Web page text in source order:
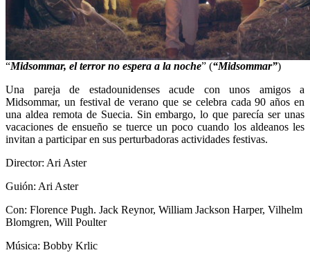
“Midsommar, el terror no espera a la noche” (“Midsommar”)
Una pareja de estadounidenses acude con unos amigos a
Midsommar, un festival de verano que se celebra cada 90 años en
una aldea remota de Suecia. Sin embargo, lo que parecía ser unas
vacaciones de ensueño se tuerce un poco cuando los aldeanos les
invitan a participar en sus perturbadoras actividades festivas.
Director: Ari Aster
Guión: Ari Aster
Con: Florence Pugh. Jack Reynor, William Jackson Harper, Vilhelm
Blomgren, Will Poulter
Música: Bobby Krlic